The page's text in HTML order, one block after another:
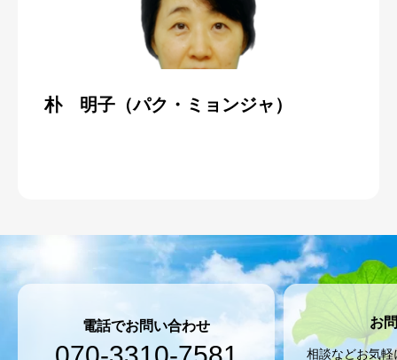
朴 明子（パク・ミョンジャ）
電話でお問い合わせ お
相談などお気